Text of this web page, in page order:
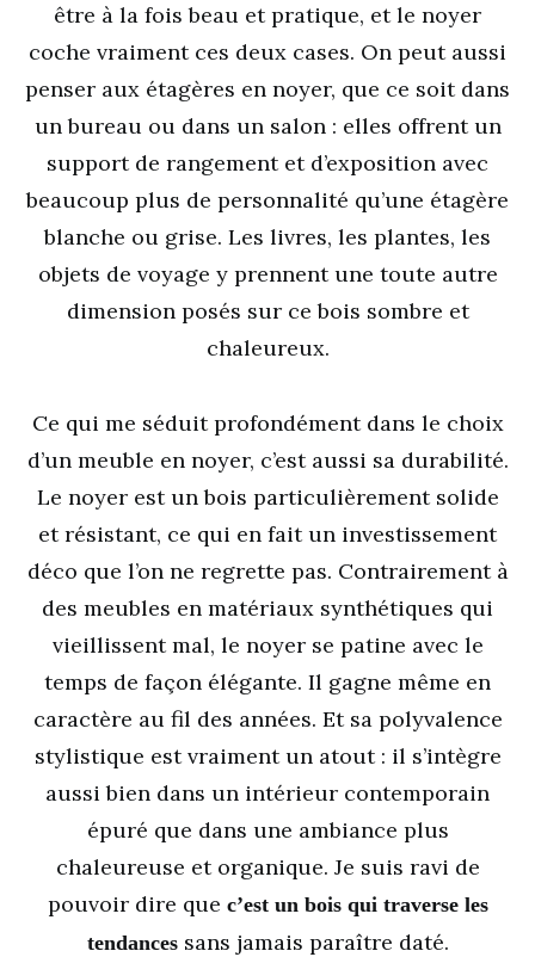
être à la fois beau et pratique, et le noyer
coche vraiment ces deux cases. On peut aussi
penser aux étagères en noyer, que ce soit dans
un bureau ou dans un salon : elles offrent un
support de rangement et d’exposition avec
beaucoup plus de personnalité qu’une étagère
blanche ou grise. Les livres, les plantes, les
objets de voyage y prennent une toute autre
dimension posés sur ce bois sombre et
chaleureux.
Ce qui me séduit profondément dans le choix
d’un meuble en noyer, c’est aussi sa durabilité.
Le noyer est un bois particulièrement solide
et résistant, ce qui en fait un investissement
déco que l’on ne regrette pas. Contrairement à
des meubles en matériaux synthétiques qui
vieillissent mal, le noyer se patine avec le
temps de façon élégante. Il gagne même en
caractère au fil des années. Et sa polyvalence
stylistique est vraiment un atout : il s’intègre
aussi bien dans un intérieur contemporain
épuré que dans une ambiance plus
chaleureuse et organique. Je suis ravi de
pouvoir dire que c’est un bois qui traverse les
tendancessans jamais paraître daté.